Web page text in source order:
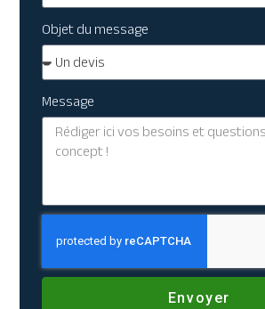
Objet du message
Message
Envoyer